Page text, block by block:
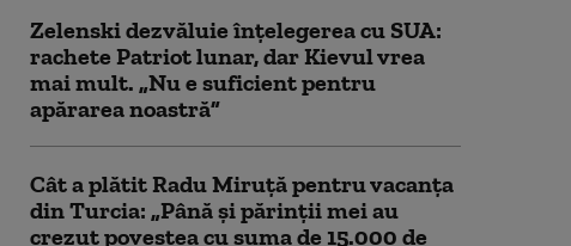
Zelenski dezvăluie înțelegerea cu SUA:
rachete Patriot lunar, dar Kievul vrea
mai mult. „Nu e suficient pentru
apărarea noastră”
Cât a plătit Radu Miruță pentru vacanța
din Turcia: „Până și părinții mei au
crezut povestea cu suma de 15.000 de